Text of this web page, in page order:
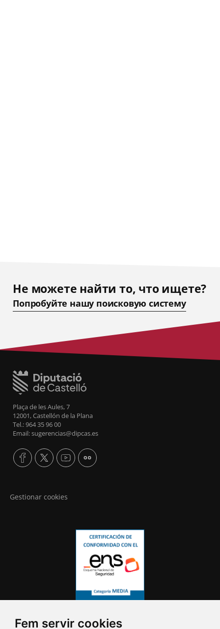
Fem servir cookies
Не можете найти то, что ищете?
Попробуйте нашу поисковую систему
Plaça de les Aules, 7
12001, Castellón de la Plana
Tel.: 964 35 96 00
Email: sugerencias@dipcas.es
Gestionar cookies